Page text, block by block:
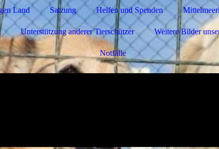
Land Satzung Helfen und Spenden
Unterstützung anderer Tierschützer Weitere Bilder
Notfälle